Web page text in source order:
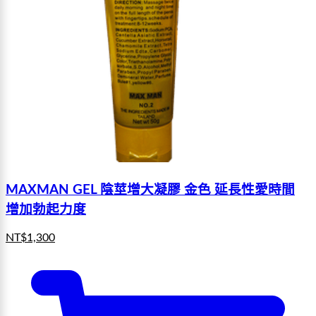
MAXMAN GEL 陰莖增大凝膠 金色 延長性愛時間
增加勃起力度
NT$1,300